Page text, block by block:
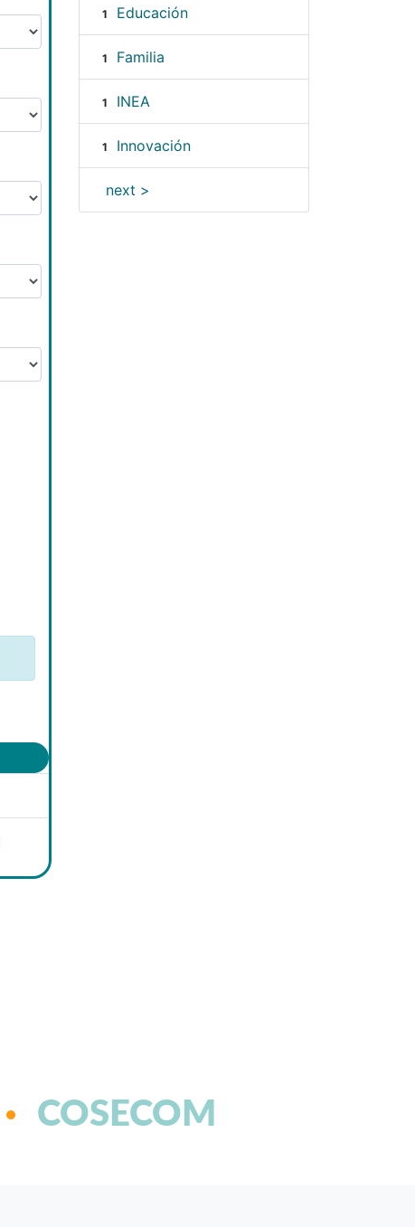
1 Educación
1 Familia
1 INEA
1 Innovación
next >
COSECOM